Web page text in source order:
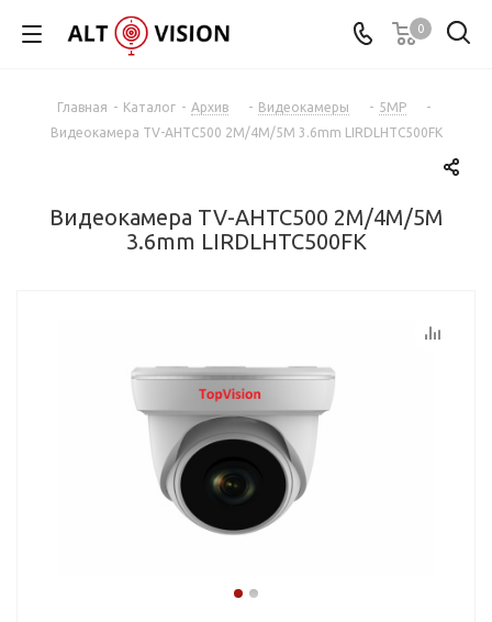
0
Главная - Каталог - Архив - Видеокамеры - 5MP
-
Видеокамера TV-AHTC500 2M/4M/5M 3.6mm LIRDLHTC500FK
Видеокамера TV-AHTC500 2M/4M/5M
3.6mm LIRDLHTC500FK